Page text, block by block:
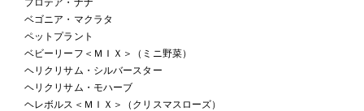
プロテア・ナナ
ベゴニア・マクラタ
ペットプラント
ベビーリーフ＜ＭＩＸ＞（ミニ野菜）
ヘリクリサム・シルバースター
ヘリクリサム・モハーブ
ヘレボルス＜ＭＩＸ＞（クリスマスローズ）